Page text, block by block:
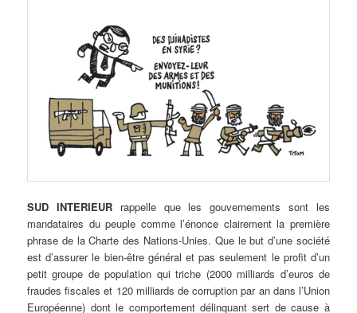
SUD INTERIEURrappelle que les gouvernements sont les
mandataires du peuple comme l’énonce clairement la première
phrase de la Charte des Nations-Unies. Que le but d’une société
est d’assurer le bien-être général et pas seulement le profit d’un
petit groupe de population qui triche (2000 milliards d’euros de
fraudes fiscales et 120 milliards de corruption par an dans l’Union
Européenne) dont le comportement délinquant sert de cause à